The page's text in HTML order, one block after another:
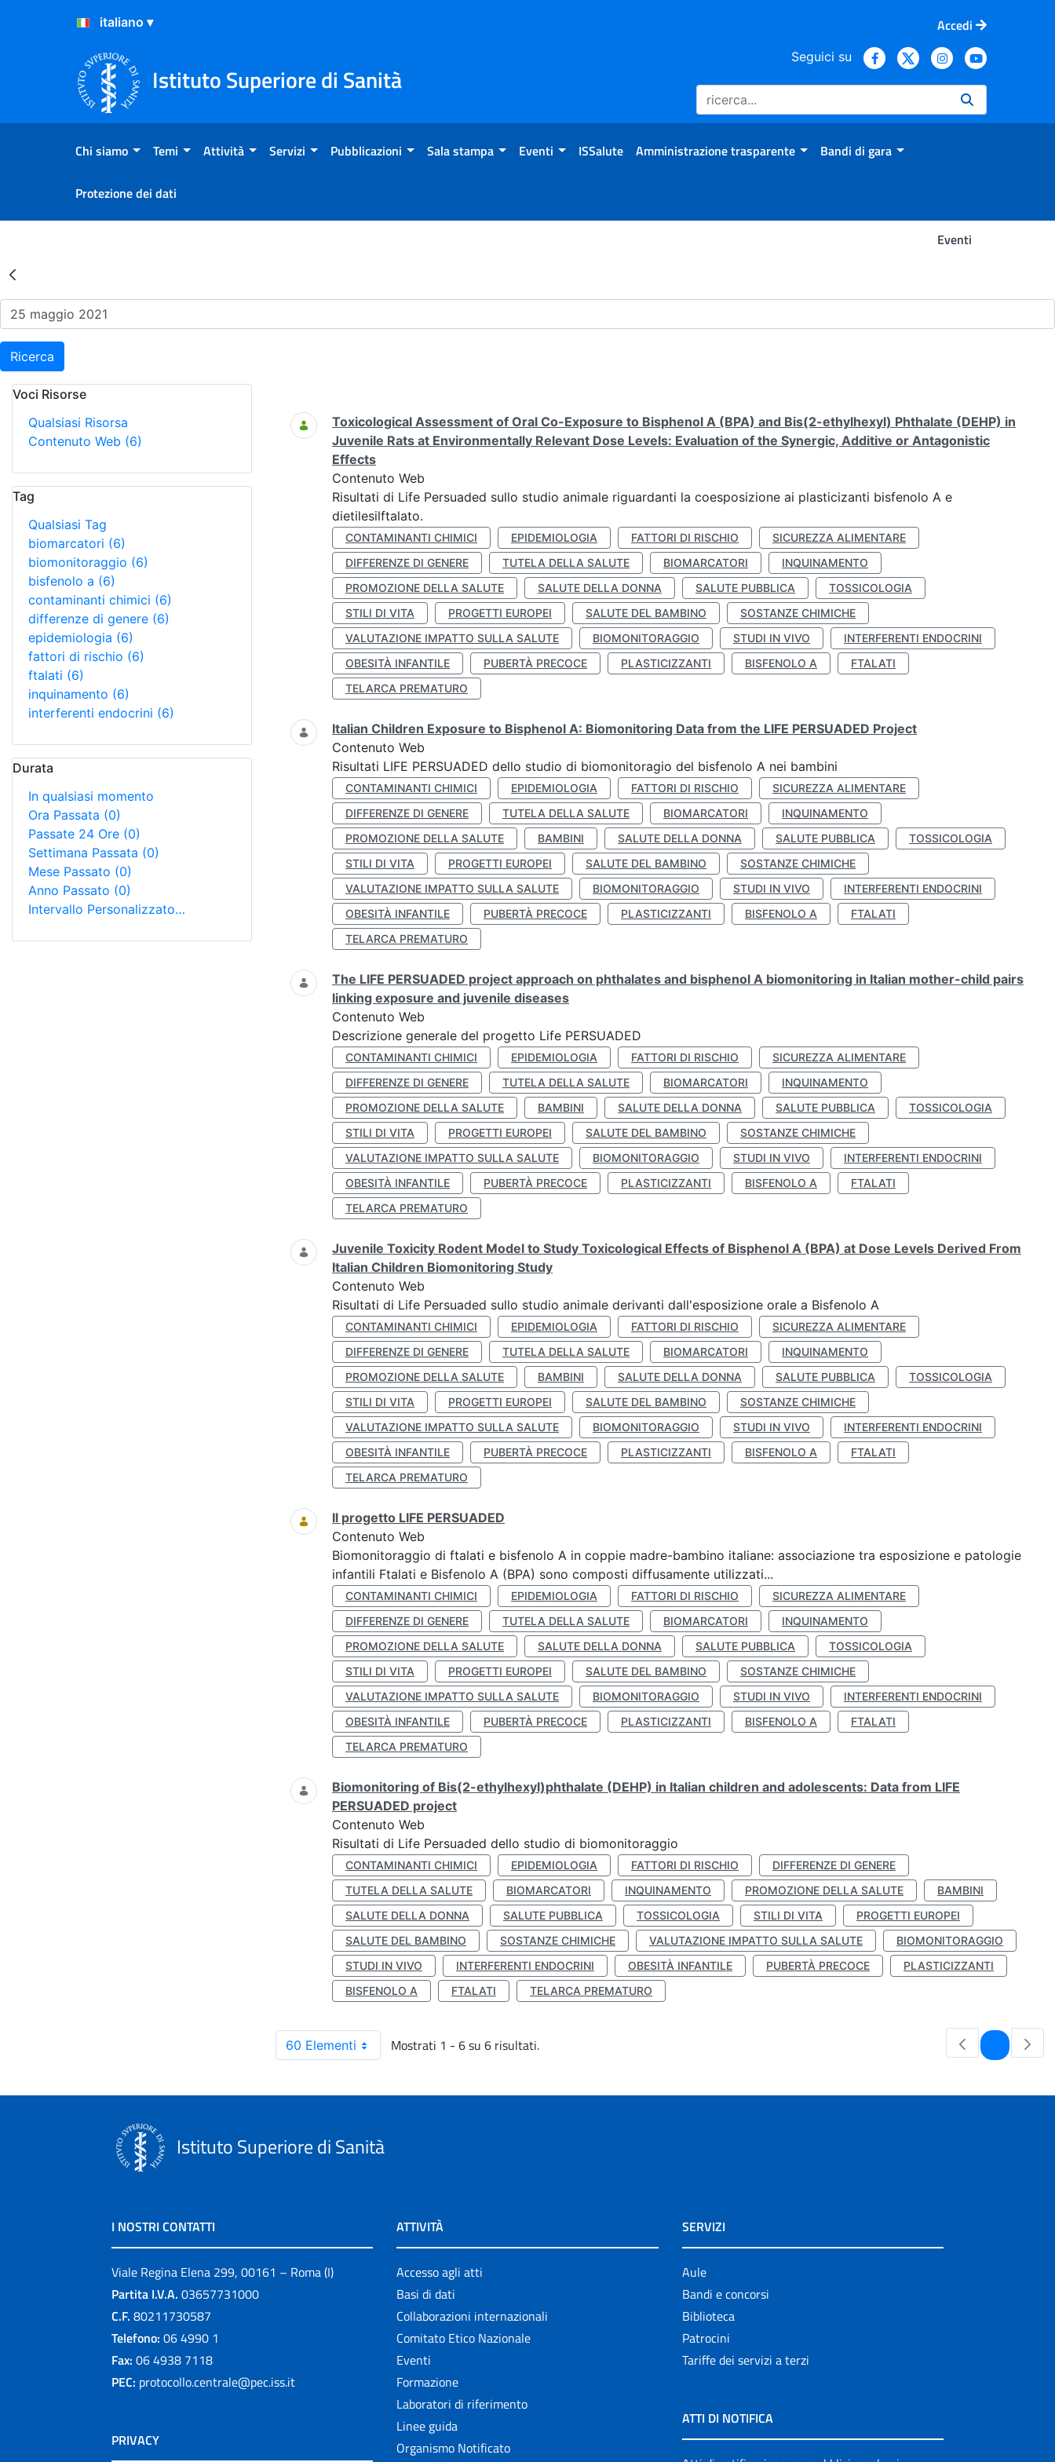
Salta al Contenuto
Salta al Footer
Accedi
Istituto Superiore di Sanità
Seguici su
Chi siamo Temi Attività Servizi Pubblicazioni Sala stampa Eventi ISSalute Amministrazione trasparente Bandi di gara
Protezione dei dati
Eventi
Risultati della Ricerca - Eventi
Ricerca
Voci Risorse
Qualsiasi Risorsa
Contenuto Web (6)
Tag
Qualsiasi Tag
biomarcatori (6)
biomonitoraggio (6)
bisfenolo a (6)
contaminanti chimici (6)
differenze di genere (6)
epidemiologia (6)
fattori di rischio (6)
ftalati (6)
inquinamento (6)
interferenti endocrini (6)
Durata
In qualsiasi momento
Ora Passata (0)
Passate 24 Ore (0)
Settimana Passata (0)
Mese Passato (0)
Anno Passato (0)
Intervallo Personalizzato…
Ricerca
Toxicological Assessment of Oral Co-Exposure to Bisphenol A (BPA) and Bis(2-ethylhexyl) Phthalate (DEHP) in
Juvenile Rats at Environmentally Relevant Dose Levels: Evaluation of the Synergic, Additive or Antagonistic
Effects
Contenuto Web
Risultati di Life Persuaded sullo studio animale riguardanti la coesposizione ai plasticizanti bisfenolo A e
dietilesilftalato.
CONTAMINANTI CHIMICI EPIDEMIOLOGIA FATTORI DI RISCHIO
SICUREZZA ALIMENTARE
DIFFERENZE DI GENERE
TUTELA DELLA SALUTE BIOMARCATORI
INQUINAMENTO
PROMOZIONE DELLA SALUTE
SALUTE DELLA DONNA SALUTE PUBBLICA
TOSSICOLOGIA
STILI DI VITA
PROGETTI EUROPEI SALUTE DEL BAMBINO
SOSTANZE CHIMICHE
VALUTAZIONE IMPATTO SULLA SALUTE
BIOMONITORAGGIO STUDI IN VIVO
INTERFERENTI ENDOCRINI
OBESITÀ INFANTILE
PUBERTÀ PRECOCE PLASTICIZZANTI BISFENOLO A
FTALATI
TELARCA PREMATURO
Italian Children Exposure to Bisphenol A: Biomonitoring Data from the LIFE PERSUADED Project
Contenuto Web
Risultati LIFE PERSUADED dello studio di biomonitoragio del bisfenolo A nei bambini
CONTAMINANTI CHIMICI EPIDEMIOLOGIA FATTORI DI RISCHIO
SICUREZZA ALIMENTARE
DIFFERENZE DI GENERE
TUTELA DELLA SALUTE BIOMARCATORI
INQUINAMENTO
PROMOZIONE DELLA SALUTE
BAMBINI SALUTE DELLA DONNA SALUTE PUBBLICA
TOSSICOLOGIA
STILI DI VITA
PROGETTI EUROPEI SALUTE DEL BAMBINO
SOSTANZE CHIMICHE
VALUTAZIONE IMPATTO SULLA SALUTE
BIOMONITORAGGIO STUDI IN VIVO
INTERFERENTI ENDOCRINI
OBESITÀ INFANTILE
PUBERTÀ PRECOCE PLASTICIZZANTI BISFENOLO A
FTALATI
TELARCA PREMATURO
The LIFE PERSUADED project approach on phthalates and bisphenol A biomonitoring in Italian mother-child pairs
linking exposure and juvenile diseases
Contenuto Web
Descrizione generale del progetto Life PERSUADED
CONTAMINANTI CHIMICI EPIDEMIOLOGIA FATTORI DI RISCHIO
SICUREZZA ALIMENTARE
DIFFERENZE DI GENERE
TUTELA DELLA SALUTE BIOMARCATORI
INQUINAMENTO
PROMOZIONE DELLA SALUTE
BAMBINI SALUTE DELLA DONNA SALUTE PUBBLICA
TOSSICOLOGIA
STILI DI VITA
PROGETTI EUROPEI SALUTE DEL BAMBINO
SOSTANZE CHIMICHE
VALUTAZIONE IMPATTO SULLA SALUTE
BIOMONITORAGGIO STUDI IN VIVO
INTERFERENTI ENDOCRINI
OBESITÀ INFANTILE
PUBERTÀ PRECOCE PLASTICIZZANTI BISFENOLO A
FTALATI
TELARCA PREMATURO
Juvenile Toxicity Rodent Model to Study Toxicological Effects of Bisphenol A (BPA) at Dose Levels Derived From
Italian Children Biomonitoring Study
Contenuto Web
Risultati di Life Persuaded sullo studio animale derivanti dall'esposizione orale a Bisfenolo A
CONTAMINANTI CHIMICI EPIDEMIOLOGIA FATTORI DI RISCHIO
SICUREZZA ALIMENTARE
DIFFERENZE DI GENERE
TUTELA DELLA SALUTE BIOMARCATORI
INQUINAMENTO
PROMOZIONE DELLA SALUTE
BAMBINI SALUTE DELLA DONNA SALUTE PUBBLICA
TOSSICOLOGIA
STILI DI VITA
PROGETTI EUROPEI SALUTE DEL BAMBINO
SOSTANZE CHIMICHE
VALUTAZIONE IMPATTO SULLA SALUTE
BIOMONITORAGGIO STUDI IN VIVO
INTERFERENTI ENDOCRINI
OBESITÀ INFANTILE
PUBERTÀ PRECOCE PLASTICIZZANTI BISFENOLO A
FTALATI
TELARCA PREMATURO
Il progetto LIFE PERSUADED
Contenuto Web
Biomonitoraggio di ftalati e bisfenolo A in coppie madre-bambino italiane: associazione tra esposizione e patologie
infantili Ftalati e Bisfenolo A (BPA) sono composti diffusamente utilizzati...
CONTAMINANTI CHIMICI EPIDEMIOLOGIA FATTORI DI RISCHIO
SICUREZZA ALIMENTARE
DIFFERENZE DI GENERE
TUTELA DELLA SALUTE BIOMARCATORI
INQUINAMENTO
PROMOZIONE DELLA SALUTE
SALUTE DELLA DONNA SALUTE PUBBLICA
TOSSICOLOGIA
STILI DI VITA
PROGETTI EUROPEI SALUTE DEL BAMBINO
SOSTANZE CHIMICHE
VALUTAZIONE IMPATTO SULLA SALUTE
BIOMONITORAGGIO STUDI IN VIVO
INTERFERENTI ENDOCRINI
OBESITÀ INFANTILE
PUBERTÀ PRECOCE PLASTICIZZANTI BISFENOLO A
FTALATI
TELARCA PREMATURO
Biomonitoring of Bis(2-ethylhexyl)phthalate (DEHP) in Italian children and adolescents: Data from LIFE
PERSUADED project
Contenuto Web
Risultati di Life Persuaded dello studio di biomonitoraggio
CONTAMINANTI CHIMICI EPIDEMIOLOGIA FATTORI DI RISCHIO
DIFFERENZE DI GENERE
TUTELA DELLA SALUTE
BIOMARCATORI INQUINAMENTO PROMOZIONE DELLA SALUTE
BAMBINI
SALUTE DELLA DONNA
SALUTE PUBBLICA TOSSICOLOGIA STILI DI VITA
PROGETTI EUROPEI
SALUTE DEL BAMBINO
SOSTANZE CHIMICHE VALUTAZIONE IMPATTO SULLA SALUTE
BIOMONITORAGGIO
STUDI IN VIVO
INTERFERENTI ENDOCRINI OBESITÀ INFANTILE PUBERTÀ PRECOCE
PLASTICIZZANTI
BISFENOLO A
FTALATI TELARCA PREMATURO
60 Elementi Mostrati 1 - 6 su 6 risultati. Pagina
Istituto Superiore di Sanità
I NOSTRI CONTATTI
Viale Regina Elena 299, 00161 – Roma (I)
Partita I.V.A. 03657731000
C.F. 80211730587
Telefono: 06 4990 1
Fax: 06 4938 7118
PEC: protocollo.centrale@pec.iss.it
PRIVACY
ATTIVITÀ
Accesso agli atti
Basi di dati
Collaborazioni internazionali
Comitato Etico Nazionale
Eventi
Formazione
Laboratori di riferimento
Linee guida
Organismo Notificato
SERVIZI
Aule
Bandi e concorsi
Biblioteca
Patrocini
Tariffe dei servizi a terzi
ATTI DI NOTIFICA